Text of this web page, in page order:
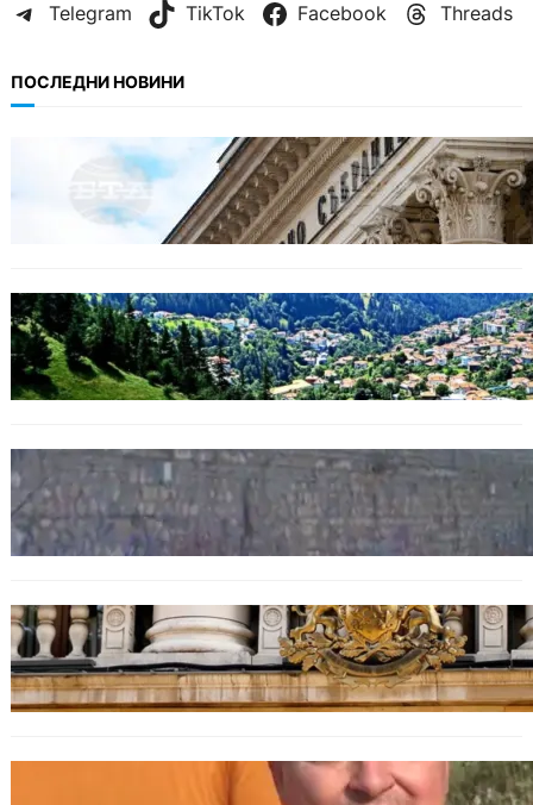
Telegram TikTok Facebook Threads
ПОСЛЕДНИ НОВИНИ
БЕЗ КАТЕГОРИЯ
Дрон се взриви край Кардам: България
търси отговори за произхода му.
БЪЛГАРИЯ
Полицията алармира за нова схема с
фалшиви лечители и „вълшебни“ мехлеми
БЪЛГАРИЯ
Ограничават движението по улица
„Вълноломна“ във Варна
БЪЛГАРИЯ
Дрон навлезе в България край границата с
Румъния